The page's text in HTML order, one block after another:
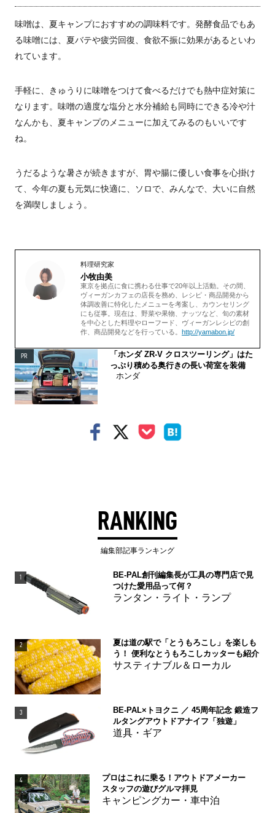
味噌は、夏キャンプにおすすめの調味料です。発酵食品でもあ
る味噌には、夏バテや疲労回復、食欲不振に効果があるといわ
れています。
手軽に、きゅうりに味噌をつけて食べるだけでも熱中症対策に
なります。味噌の適度な塩分と水分補給も同時にできる冷や汁
なんかも、夏キャンプのメニューに加えてみるのもいいです
ね。
うだるような暑さが続きますが、胃や腸に優しい食事を心掛け
て、今年の夏も元気に快適に、ソロで、みんなで、大いに自然
を満喫しましょう。
料理研究家
小牧由美
東京を拠点に食に携わる仕事で20年以上活動。その間、
ヴィーガンカフェの店長を務め、レシピ・商品開発から
体調改善に特化したメニューを考案し、カウンセリング
にも従事。現在は、野菜や果物、ナッツなど、旬の素材
を中心とした料理やローフード、ヴィーガンレシピの創
作、商品開発などを行っている。 http://yamabon.jp/
PR
「ホンダ ZR-V クロスツーリング」はた
っぷり積める奥行きの長い荷室を装備
ホンダ
RANKING
編集部記事ランキング
1
BE-PAL創刊編集長が工具の専門店で見
つけた愛用品って何？
ランタン・ライト・ランプ
2
夏は道の駅で「とうもろこし」を楽しも
う！ 便利なとうもろこしカッターも紹介
サスティナブル＆ローカル
3
BE-PAL×トヨクニ ／ 45周年記念 鍛造フ
ルタングアウトドアナイフ「独遊」
道具・ギア
4
プロはこれに乗る！アウトドアメーカー
スタッフの遊びグルマ拝見
キャンピングカー・車中泊